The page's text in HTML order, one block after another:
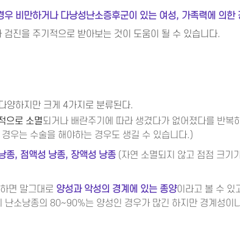
비만하거나 다낭성난소증후군이 있는 여성, 가족력에 의한
진을 주기적으로 받아보는 것이 도움이 될 수 있습니다.
양하지만 크게 4가지로 분류된다.
으로 소멸되거나 배란주기에 따라 생겼다가 없어졌다를 반복
우는 수술을 해야하는 경우도 생길 수 있습니다.)
종, 점액성 낭종, 장액성 낭종 (자연 소멸되지 않고 점점 크기
면 말그대로 양성과 악성의 경계에 있는 종양이라고 볼 수 있
난소낭종의 80~90%는 양성인 경우가 많긴 하지만 경계성이